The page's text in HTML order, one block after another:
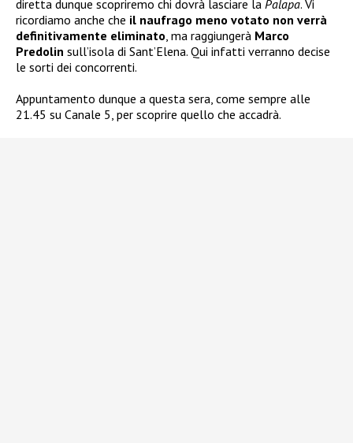
diretta dunque scopriremo chi dovrà lasciare la Palapa. Vi
ricordiamo anche che il naufrago meno votato non verrà
definitivamente eliminato, ma raggiungerà Marco
Predolin sull’isola di Sant’Elena. Qui infatti verranno decise
le sorti dei concorrenti.
Appuntamento dunque a questa sera, come sempre alle
21.45 su Canale 5, per scoprire quello che accadrà.